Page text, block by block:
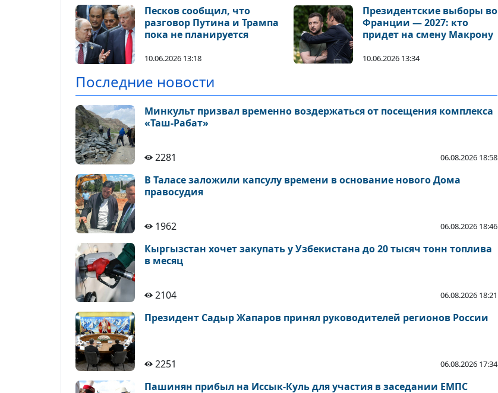
Песков сообщил, что
разговор Путина и Трампа
пока не планируется
10.06.2026 13:18
Президентские выборы во
Франции — 2027: кто
придет на смену Макрону
10.06.2026 13:34
Последние новости
Минкульт призвал временно воздержаться от посещения комплекса
«Таш-Рабат»
2281 06.08.2026 18:58
В Таласе заложили капсулу времени в основание нового Дома
правосудия
1962 06.08.2026 18:46
Кыргызстан хочет закупать у Узбекистана до 20 тысяч тонн топлива
в месяц
2104 06.08.2026 18:21
Президент Садыр Жапаров принял руководителей регионов России
2251 06.08.2026 17:34
Пашинян прибыл на Иссык-Куль для участия в заседании ЕМПС